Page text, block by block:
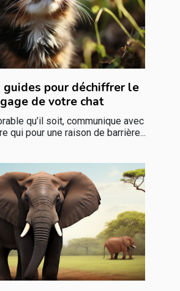
guides pour déchiffrer le
de votre chat
qu’il soit, communique avec
qui pour une raison de barrière...